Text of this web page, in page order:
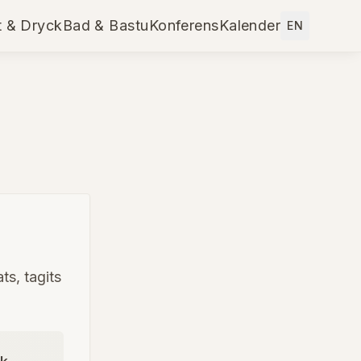
& DryckBad & BastuKonferensKalender EN
tagits